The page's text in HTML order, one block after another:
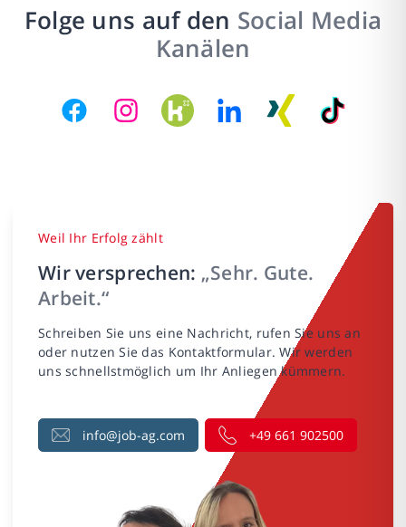
Folge uns auf den Social Media
Kanälen
Weil Ihr Erfolg zählt
Wir versprechen: „Sehr. Gute.
Arbeit.“
Schreiben Sie uns eine Nachricht, rufen Sie uns an
oder nutzen Sie das Kontaktformular. Wir werden
uns schnellstmöglich um Ihr Anliegen kümmern.
info@job-ag.com +49 661 902500